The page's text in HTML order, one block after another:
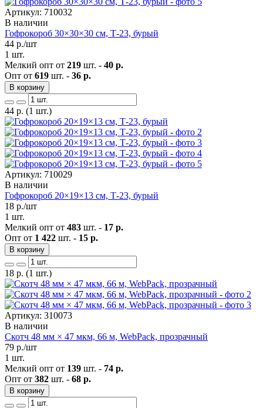
Артикул: 710032
В наличии
Гофрокороб 30×30×30 см, Т-23, бурый
44 р./шт
1 шт.
Мелкий опт от 219 шт. - 40 р.
Опт от 619 шт. - 36 р.
В корзину
44 р. (1 шт.)
Артикул: 710029
В наличии
Гофрокороб 20×19×13 см, Т-23, бурый
18 р./шт
1 шт.
Мелкий опт от 483 шт. - 17 р.
Опт от 1 422 шт. - 15 р.
В корзину
18 р. (1 шт.)
Артикул: 310073
В наличии
Скотч 48 мм × 47 мкм, 66 м, WebPack, прозрачный
79 р./шт
1 шт.
Мелкий опт от 139 шт. - 74 р.
Опт от 382 шт. - 68 р.
В корзину